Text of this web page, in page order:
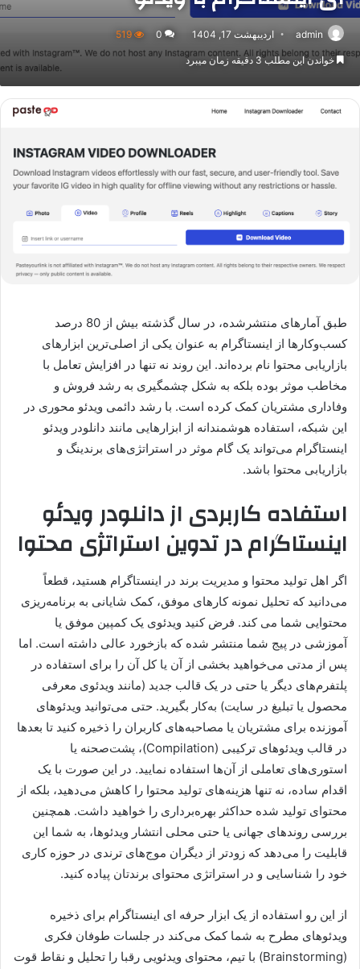
admin اردیبهشت 17, 1404 0
519
خواندن این مطلب 3 دقیقه زمان میبرد
طبق آمارهای منتشرشده، در سال گذشته بیش از 80 درصد
کسب‌وکارها از اینستاگرام به عنوان یکی از اصلی‌ترین ابزارهای
بازاریابی محتوا نام برده‌اند. این روند نه تنها در افزایش تعامل با
مخاطب موثر بوده بلکه به شکل چشمگیری به رشد فروش و
وفاداری مشتریان کمک کرده است. با رشد دائمی ویدئو محوری در
این شبکه، استفاده هوشمندانه از ابزارهایی مانند دانلودر ویدئو
اینستاگرام می‌تواند یک گام موثر در استراتژی‌های برندینگ و
بازاریابی محتوا باشد.
استفاده کاربردی از دانلودر ویدئو
اینستاگرام در تدوین استراتژی محتوا
اگر اهل تولید محتوا و مدیریت برند در اینستاگرام هستید، قطعاً
می‌دانید که تحلیل نمونه کارهای موفق، کمک شایانی به برنامه‌ریزی
محتوایی شما می کند. فرض کنید ویدئوی یک کمپین موفق یا
آموزشی در پیج شما منتشر شده که بازخورد عالی داشته است. اما
پس از مدتی می‌خواهید بخشی از آن یا کل آن را برای استفاده در
پلتفرم‌های دیگر یا حتی در یک قالب جدید (مانند ویدئوی معرفی
محصول یا تبلیغ در سایت) به‌کار بگیرید. حتی می‌توانید ویدئوهای
آموزنده برای مشتریان یا مصاحبه‌های کاربران را ذخیره کنید تا بعدها
در قالب ویدئوهای ترکیبی (Compilation)، پشت‌صحنه یا
استوری‌های تعاملی از آن‌ها استفاده نمایید. در این صورت با یک
اقدام ساده، نه تنها هزینه‌های تولید محتوا را کاهش می‌دهید، بلکه از
محتوای تولید شده حداکثر بهره‌برداری را خواهید داشت. همچنین
بررسی روندهای جهانی یا حتی محلی انتشار ویدئوها، به شما این
قابلیت را می‌دهد که زودتر از دیگران موج‌های ترندی در حوزه کاری
خود را شناسایی و در استراتژی محتوای برندتان پیاده کنید.
از این رو استفاده از یک ابزار حرفه ای اینستاگرام برای ذخیره
ویدئوهای مطرح به شما کمک می‌کند در جلسات طوفان فکری
(Brainstorming) با تیم، محتوای ویدئویی رقبا را تحلیل و نقاط قوت